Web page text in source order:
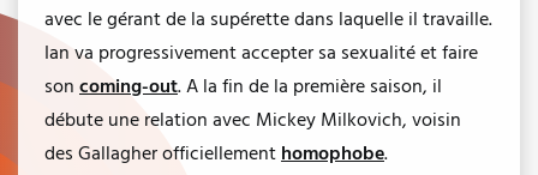
avec le gérant de la supérette dans laquelle il travaille.
Ian va progressivement accepter sa sexualité et faire
son coming-out. A la fin de la première saison, il
débute une relation avec Mickey Milkovich, voisin
des Gallagher officiellement homophobe.